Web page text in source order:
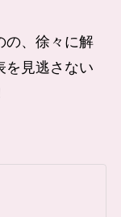
の、徐々に解
を見逃さない